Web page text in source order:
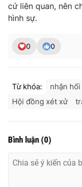
cứ liên quan, nên
hình sự.
0 0
Từ khóa: nhận
Hội đồng xét xử
Bình luận (0)